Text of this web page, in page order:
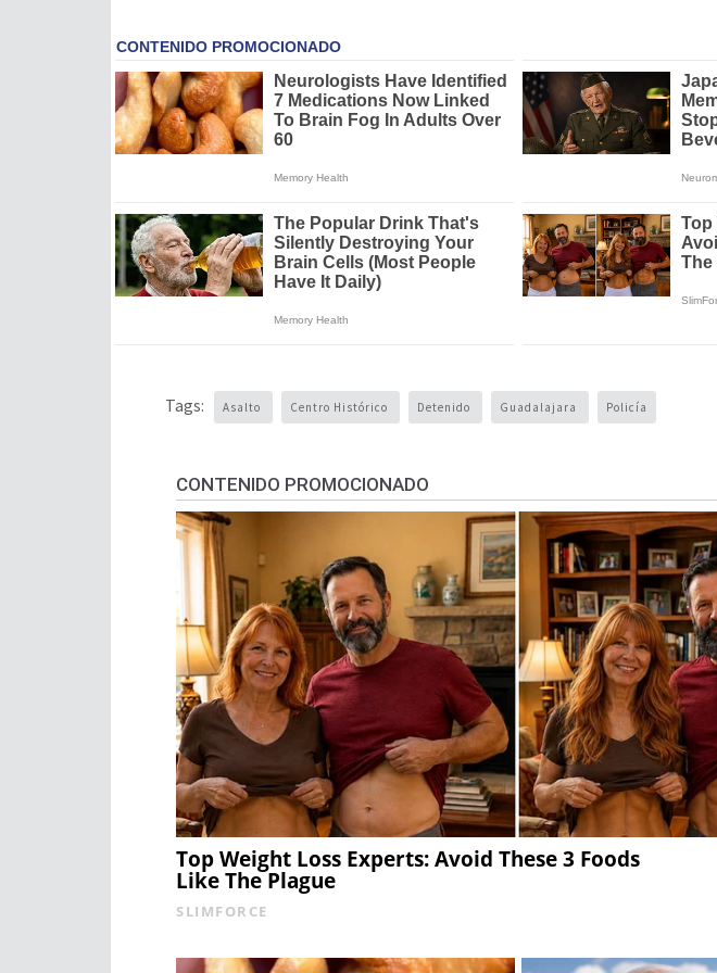
Tags: Asalto Centro Histórico Detenido Guadalajara Policía
CONTENIDO PROMOCIONADO
Top Weight Loss Experts: Avoid These 3 Foods
Like The Plague
SLIMFORCE